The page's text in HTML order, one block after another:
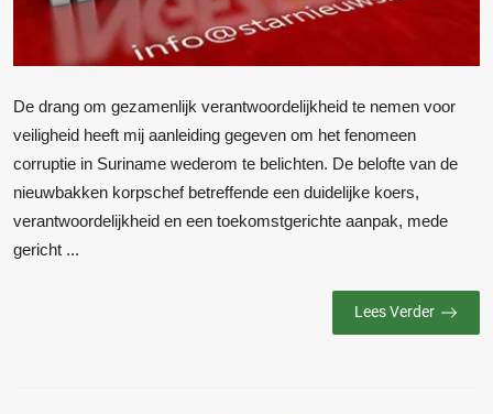
De drang om gezamenlijk verantwoordelijkheid te nemen voor
veiligheid heeft mij aanleiding gegeven om het fenomeen
corruptie in Suriname wederom te belichten. De belofte van de
nieuwbakken korpschef betreffende een duidelijke koers,
verantwoordelijkheid en een toekomstgerichte aanpak, mede
gericht ...
Lees Verder